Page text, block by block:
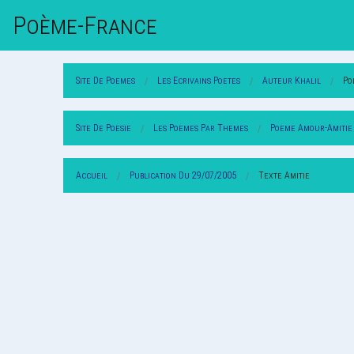
Poème-FrAnce
Site De Poemes Les Ecrivains Poetes Auteur Khalil
Site De Poesie Les Poemes Par Themes Poeme Amour-Amitie
Accueil Publication Du 29/07/2005 Texte Amitie